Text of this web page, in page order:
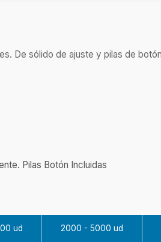
De sólido de ajuste y pilas de
Pilas Botón Incluidas
ud 2000 - 5000 ud